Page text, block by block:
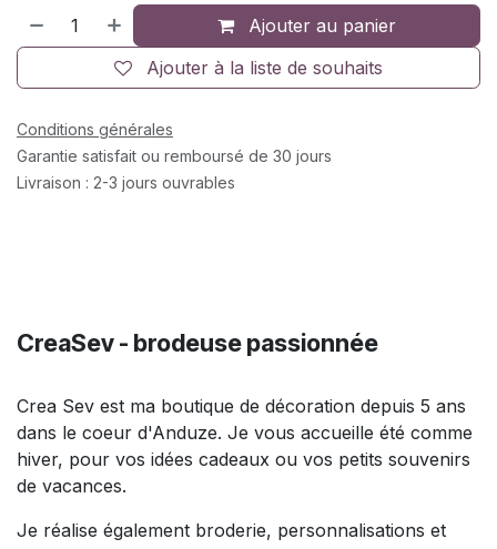
Ajouter au panier
Ajouter à la liste de souhaits
Conditions générales
Garantie satisfait ou remboursé de 30 jours
Livraison : 2-3 jours ouvrables
CreaSev - brodeuse passionnée
Crea Sev est ma boutique de décoration depuis 5 ans
dans le coeur d'Anduze. Je vous accueille été comme
hiver, pour vos idées cadeaux ou vos petits souvenirs
de vacances.
Je réalise également broderie, personnalisations et